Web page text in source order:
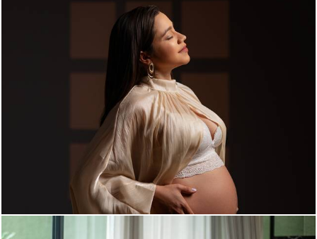
451 0